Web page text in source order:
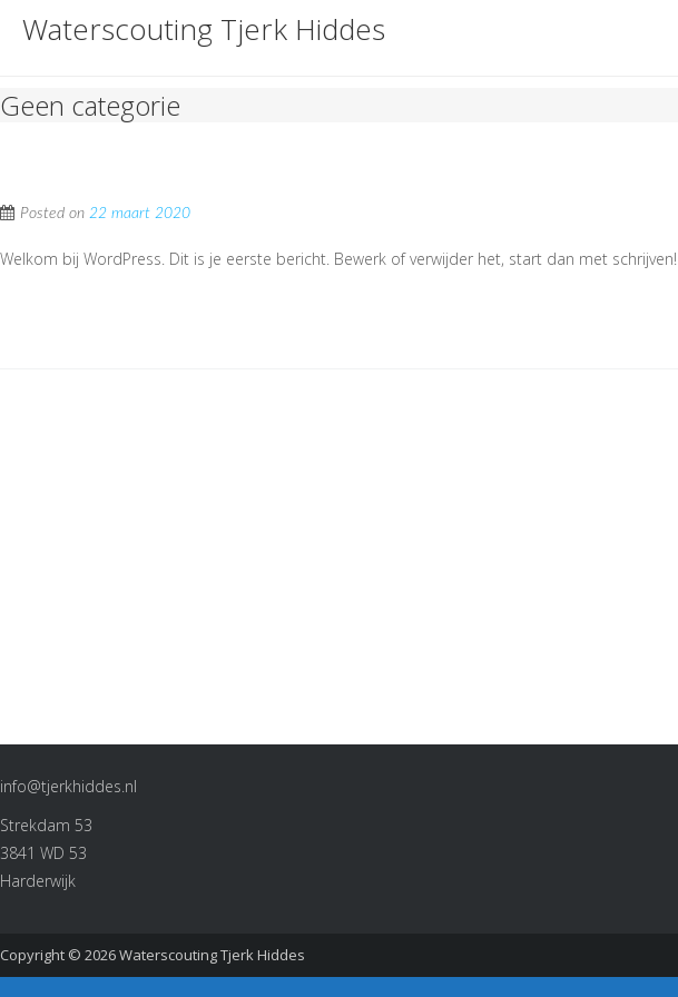
Waterscouting Tjerk Hiddes
Geen categorie
Posted on 22 maart 2020
Welkom bij WordPress. Dit is je eerste bericht. Bewerk of verwijder het, start dan met schrijven!
info@tjerkhiddes.nl
Strekdam 53
3841 WD 53
Harderwijk
Copyright © 2026Waterscouting Tjerk Hiddes